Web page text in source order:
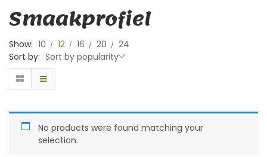
Smaakprofiel
Show: 10 12 16 20
24
Sort by: Sort by popularity
No products were found matching your
selection.